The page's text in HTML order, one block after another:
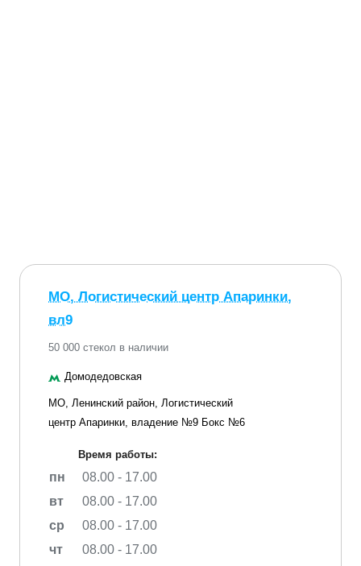
МО, Логистический центр Апаринки,
вл9
50 000 стекол в наличии
Домодедовская
МО, Ленинский район, Логистический
центр Апаринки, владение №9 Бокс №6
Время работы:
пн
08.00 - 17.00
вт
08.00 - 17.00
ср
08.00 - 17.00
чт
08.00 - 17.00